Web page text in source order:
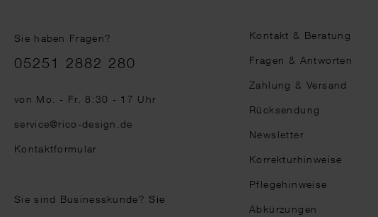
Sie haben Fragen?
Telefonnummer
05251 2882 280
von Mo. - Fr. 8:30 - 17 Uhr
service@rico-design.de
Kontaktformular
Sie sind Businesskunde?Sie
Kontakt & Beratung
Fragen & Antworten
Zahlung & Versand
Rücksendung
Newsletter
Korrekturhinweise
Pflegehinweise
Abkürzungen